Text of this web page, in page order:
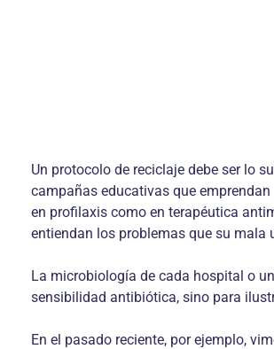
Un protocolo de reciclaje debe ser lo
campañas educativas que
en profilaxis como en terapéutica
entiendan los problemas que su mala
La microbiología de cada hospital o
sensibilidad antibiótica, sino para
En el pasado reciente, por ejemplo,